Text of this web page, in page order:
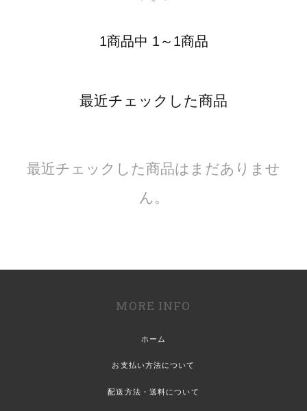
1商品中 1～1商品
最近チェックした商品
最近チェックした商品はまだありませ
ん。
MORE INFO
ホーム
お支払い方法について
配送方法・送料について